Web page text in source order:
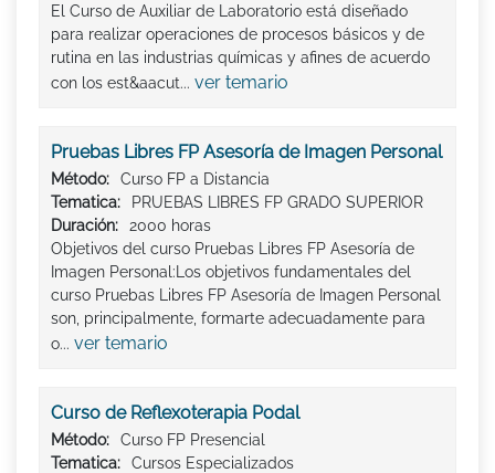
El Curso de Auxiliar de Laboratorio está diseñado
para realizar operaciones de procesos básicos y de
rutina en las industrias químicas y afines de acuerdo
con los est&aacut... ver temario
Pruebas Libres FP Asesoría de Imagen Personal
Método:
Curso FP a Distancia
Tematica:
PRUEBAS LIBRES FP GRADO SUPERIOR
Duración:
2000 horas
Objetivos del curso Pruebas Libres FP Asesoría de
Imagen Personal:Los objetivos fundamentales del
curso Pruebas Libres FP Asesoría de Imagen Personal
son, principalmente, formarte adecuadamente para
o... ver temario
Curso de Reflexoterapia Podal
Método:
Curso FP Presencial
Tematica:
Cursos Especializados